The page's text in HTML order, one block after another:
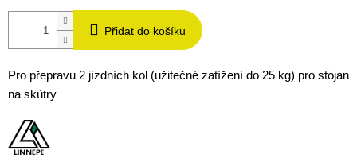
Přidat do košíku
Pro přepravu 2 jízdních kol (užitečné zatížení do 25 kg) pro stojan
na skútry